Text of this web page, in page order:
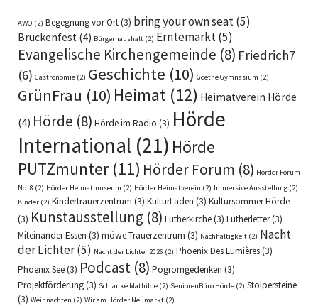
AWO (2) Begegnung vor Ort(3) bring your own seat(5)
Brückenfest (4) Bürgerhaushalt (2) Erntemarkt(5)
Evangelische Kirchengemeinde (8) Friedrich7
(6) Gastronomie (2) Geschichte (10) Goethe Gymnasium (2)
GrünFrau (10) Heimat (12) Heimatverein Hörde
(4) Hörde (8) Hörde im Radio (3) Hörde
International (21) Hörde
PUTZmunter(11) Hörder Forum (8) Hörder Forum
No. 8 (2) Hörder Heimatmuseum (2) Hörder Heimatverein (2) Immersive Ausstellung (2)
Kinder (2) Kindertrauerzentrum (3) KulturLaden (3) Kultursommer Hörde
(3) Kunstausstellung (8) Lutherkirche(3) Lutherletter(3)
Miteinander Essen (3) möwe Trauerzentrum (3) Nachhaltigkeit (2) Nacht
der Lichter(5) Nacht der Lichter 2026 (2) Phoenix Des Lumières(3)
Phoenix See(3) Podcast (8) Pogromgedenken (3)
Projektförderung(3) Schlanke Mathilde (2) SeniorenBüro Hörde (2) Stolpersteine
(3) Weihnachten (2) Wir am Hörder Neumarkt (2)